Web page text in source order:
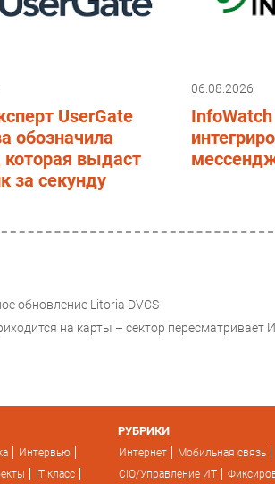
UserGate
обозначила
которая выдаст
за секунду
06.08.2026
обновление Litoria DVCS
на карты – сектор пересматривает
Интервью
IT класс
РУБРИКИ
Интернет
Мобильная связь
CIO/Управление ИТ